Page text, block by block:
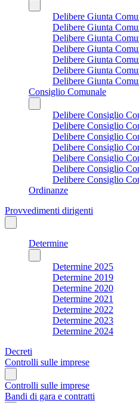
Delibere Giunta
Delibere Giunta
Delibere Giunta
Delibere Giunta
Delibere Giunta
Delibere Giunta
Delibere Giunta
Consiglio Comunale
Delibere Consiglio
Delibere Consiglio
Delibere Consiglio
Delibere Consiglio
Delibere Consiglio
Delibere Consiglio
Delibere Consiglio
Ordinanze
Provvedimenti dirigenti
Determine
Determine 2025
Determine 2019
Determine 2020
Determine 2021
Determine 2022
Determine 2023
Determine 2024
Decreti
Controlli sulle imprese
Controlli sulle imprese
Bandi di gara e contratti